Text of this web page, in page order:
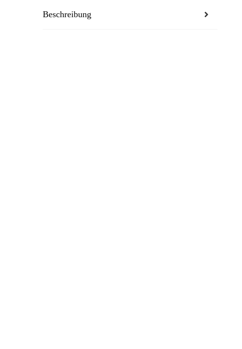
Beschreibung